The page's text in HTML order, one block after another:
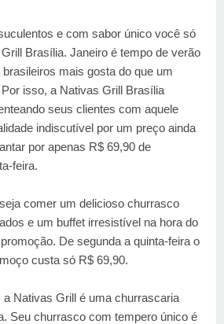
e com sabor único você só
Brasília. Janeiro é tempo de verão
mais gosta do que um
isso, a Nativas Grill Brasília
seus clientes com aquele
indiscutível por um preço ainda
por apenas R$ 69,90 de
feira.
comer um delicioso churrasco
e um buffet irresistível na hora do
De segunda a quinta-feira o
custa só R$ 69,90.
Nativas Grill é uma churrascaria
Seu churrasco com tempero único é